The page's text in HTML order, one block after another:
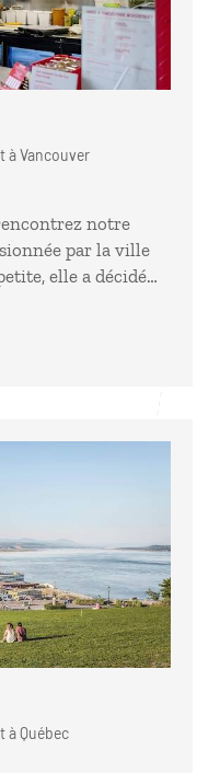
à Vancouver
notre
par la ville
elle a décidé…
à Québec